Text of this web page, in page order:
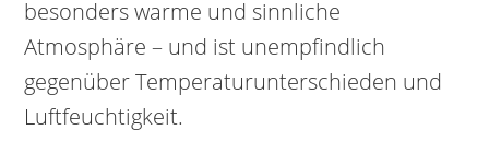
besonders warme und sinnliche
Atmosphäre – und ist unempfindlich
gegenüber Temperaturunterschieden und
Luftfeuchtigkeit.